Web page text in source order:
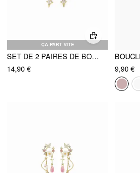
ÇA PART VITE
SET DE 2 PAIRES DE BOUCLES D'OREILLES FLEURS ET PAPILLONS
14,90 €
9,90 €